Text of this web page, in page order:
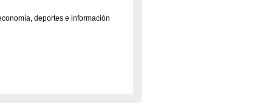
deportes e información
noticias de manera. Canal 24
su programa La noche en 24